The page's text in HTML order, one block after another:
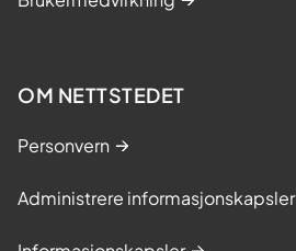
OM NETTSTEDET
Personvern
Administrere informasjonskapsler